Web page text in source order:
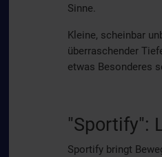
Sinne.
Kleine, scheinbar
überraschender
etwas Besonderes
"Sportify":
Sportify bringt